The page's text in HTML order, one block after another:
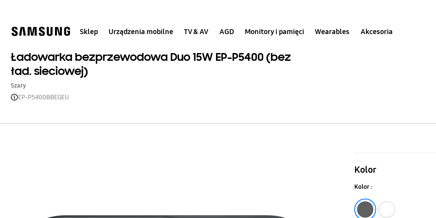
Sklep Urządzenia mobilne TV & AV AGD Monitory i pamięci Wearables Akcesoria
Ładowarka bezprzewodowa Duo 15W EP-P5400 (bez
ład. sieciowej)
Szary
EP-P5400BBEGEU
Duo
15W
EP-
Kolor
Kolor :